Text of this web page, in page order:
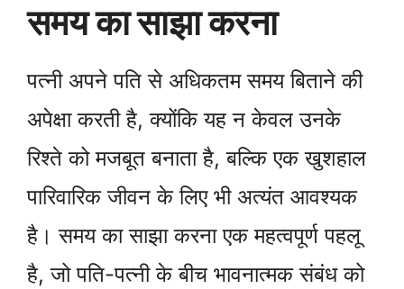
समय का साझा करना
पत्नी अपने पति से अधिकतम समय बिताने की
अपेक्षा करती है, क्योंकि यह न केवल उनके
रिश्ते को मजबूत बनाता है, बल्कि एक खुशहाल
पारिवारिक जीवन के लिए भी अत्यंत आवश्यक
है। समय का साझा करना एक महत्वपूर्ण पहलू
है, जो पति-पत्नी के बीच भावनात्मक संबंध को